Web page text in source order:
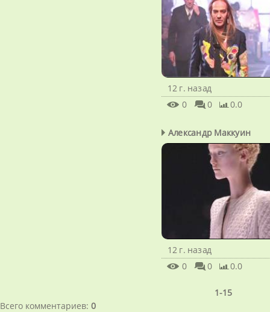
12 г. назад
0
0 0.0
Александр Маккуин
12 г. назад
0
0 0.0
1-15
Всего комментариев: 0